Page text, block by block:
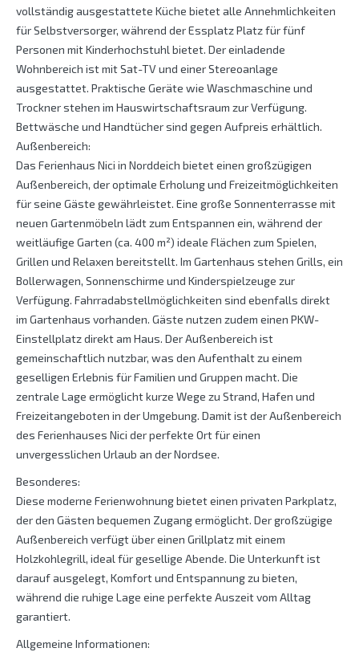
vollständig ausgestattete Küche bietet alle Annehmlichkeiten
für Selbstversorger, während der Essplatz Platz für fünf
Personen mit Kinderhochstuhl bietet. Der einladende
Wohnbereich ist mit Sat-TV und einer Stereoanlage
ausgestattet. Praktische Geräte wie Waschmaschine und
Trockner stehen im Hauswirtschaftsraum zur Verfügung.
Bettwäsche und Handtücher sind gegen Aufpreis erhältlich.
Außenbereich:
Das Ferienhaus Nici in Norddeich bietet einen großzügigen
Außenbereich, der optimale Erholung und Freizeitmöglichkeiten
für seine Gäste gewährleistet. Eine große Sonnenterrasse mit
neuen Gartenmöbeln lädt zum Entspannen ein, während der
weitläufige Garten (ca. 400 m²) ideale Flächen zum Spielen,
Grillen und Relaxen bereitstellt. Im Gartenhaus stehen Grills, ein
Bollerwagen, Sonnenschirme und Kinderspielzeuge zur
Verfügung. Fahrradabstellmöglichkeiten sind ebenfalls direkt
im Gartenhaus vorhanden. Gäste nutzen zudem einen PKW-
Einstellplatz direkt am Haus. Der Außenbereich ist
gemeinschaftlich nutzbar, was den Aufenthalt zu einem
geselligen Erlebnis für Familien und Gruppen macht. Die
zentrale Lage ermöglicht kurze Wege zu Strand, Hafen und
Freizeitangeboten in der Umgebung. Damit ist der Außenbereich
des Ferienhauses Nici der perfekte Ort für einen
unvergesslichen Urlaub an der Nordsee.
Besonderes:
Diese moderne Ferienwohnung bietet einen privaten Parkplatz,
der den Gästen bequemen Zugang ermöglicht. Der großzügige
Außenbereich verfügt über einen Grillplatz mit einem
Holzkohlegrill, ideal für gesellige Abende. Die Unterkunft ist
darauf ausgelegt, Komfort und Entspannung zu bieten,
während die ruhige Lage eine perfekte Auszeit vom Alltag
garantiert.
Allgemeine Informationen: